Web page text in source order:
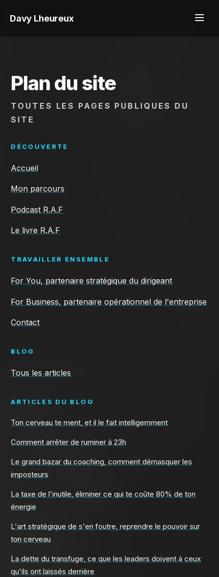
Davy Lheureux
Plan du site
TOUTES LES PAGES PUBLIQUES DU
SITE
DÉCOUVERTE
Accueil
Mon parcours
Podcast R.A.F
Le livre R.A.F
TRAVAILLER ENSEMBLE
For You, partenaire stratégique du dirigeant
For Business, partenaire opérationnel de l'entreprise
Contact
BLOG
Tous les articles
ARTICLES DU BLOG
Ton cerveau te ment, et il le fait intelligemment
Comment arrêter de ruminer à 23h
Le grand bazar du coaching, comment démasquer les
imposteurs
La taxe de l'inutile, éliminer ce qui te coûte 80% de ton
énergie
L'art stratégique de s'en foutre, reprendre le pouvoir sur
ton cerveau
La dette du transfuge, ce que les leaders doivent à ceux
qu'ils ont laissés derrière